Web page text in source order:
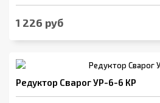
1 226 руб
Редуктор Сварог УР-6-6 КР